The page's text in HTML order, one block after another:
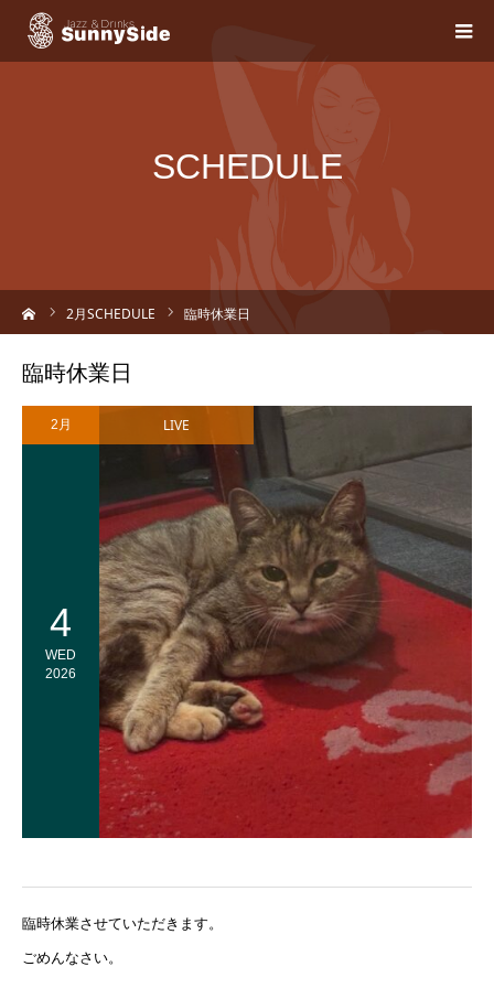
SCHEDULE
2月SCHEDULE 臨時休業日
臨時休業日
2月
4
WED
2026
LIVE
臨時休業させていただきます。
ごめんなさい。